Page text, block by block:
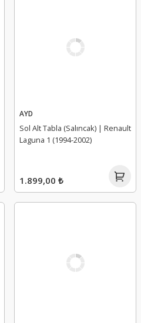
AYD
Sol Alt Tabla (Salıncak) | Renault
Laguna 1 (1994-2002)
1.899,00 ₺